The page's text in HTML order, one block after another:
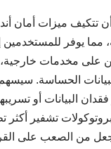
تتكيف ميزات أمان
مما يوفر للمستخدمين
على مخدمات خارجية،
الحساسة. سيسهم
البيانات أو
تشفير أكثر
يجعل من الصعب على